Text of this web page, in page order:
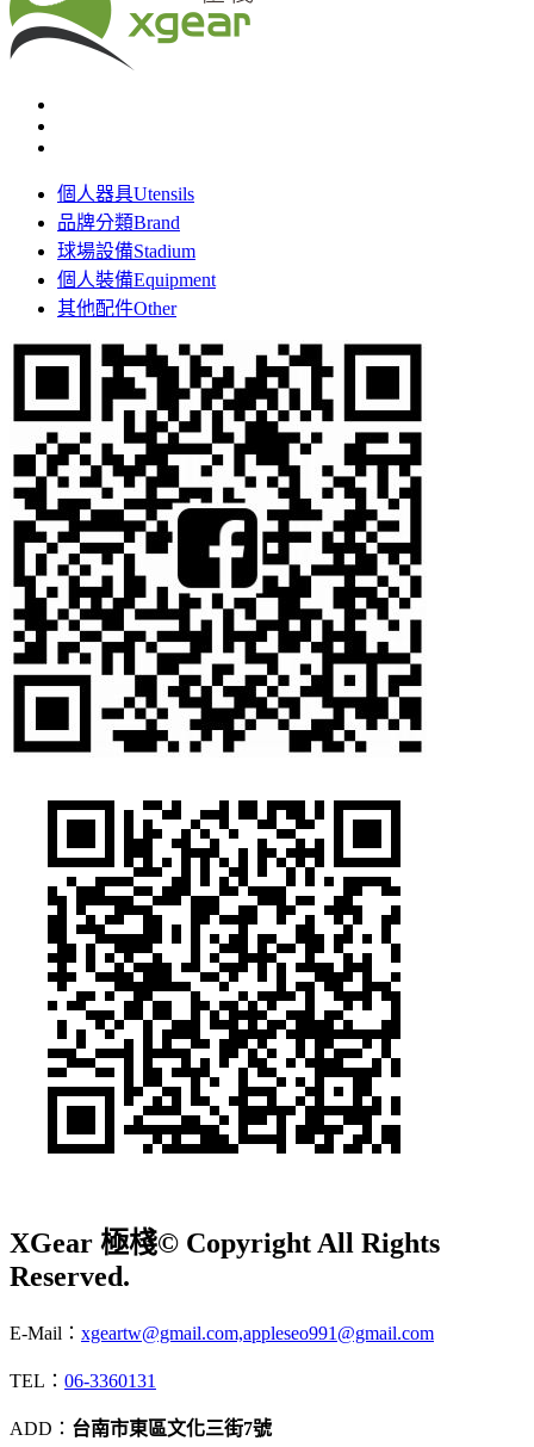
個人器具Utensils
品牌分類Brand
球場設備Stadium
個人裝備Equipment
其他配件Other
XGear 極棧© Copyright All Rights
Reserved.
E-Mail： xgeartw@gmail.com,appleseo991@gmail.com
TEL： 06-3360131
ADD： 台南市東區文化三街7號